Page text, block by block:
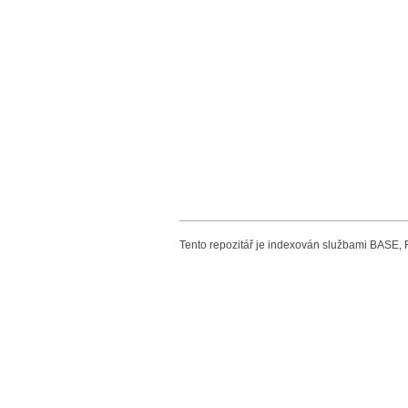
Tento repozitář je indexován službami BASE,